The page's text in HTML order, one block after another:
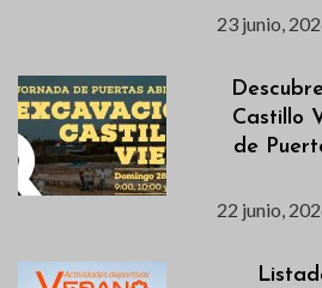
23 junio,
Castillo
de
22 junio,